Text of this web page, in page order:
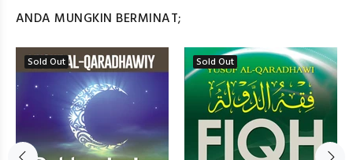
ANDA MUNGKIN BERMINAT;
Sold Out Sold Out